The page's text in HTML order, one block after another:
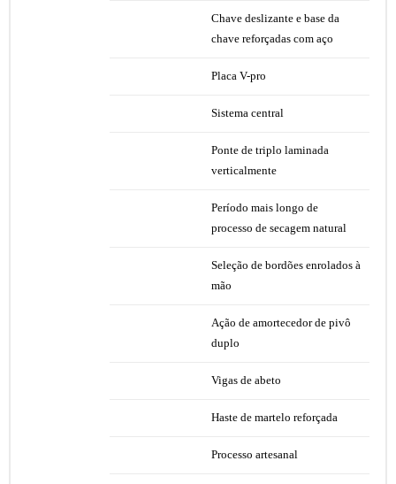
Chave deslizante e base da
chave reforçadas com aço
Placa V-pro
Sistema central
Ponte de triplo laminada
verticalmente
Período mais longo de
processo de secagem natural
Seleção de bordões enrolados à
mão
Ação de amortecedor de pivô
duplo
Vigas de abeto
Haste de martelo reforçada
Processo artesanal